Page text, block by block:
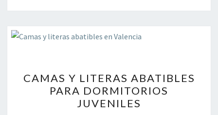
Y
LITERAS
ABATIBLES
CAMAS Y LITERAS ABATIBLES
PARA DORMITORIOS
JUVENILES